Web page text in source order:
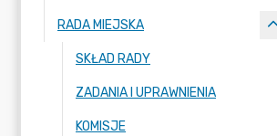
RADA MIEJSKA
SKŁAD RADY
ZADANIA I UPRAWNIENIA
KOMISJE